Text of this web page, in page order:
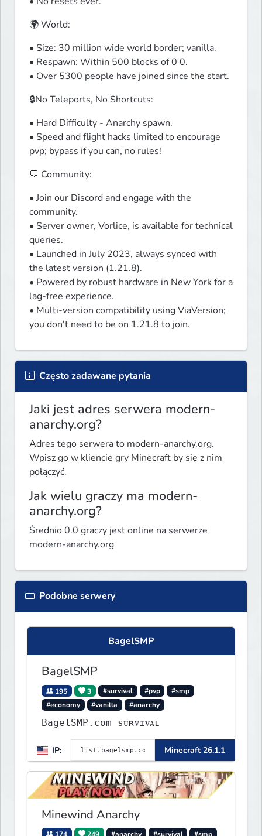
🌍 World:
• Size: 30 million wide world border; vanilla.
• Respawn: Within 500 blocks of 0 0.
• Over 5300 people have joined since the start.
🔒No Teleports, No Shortcuts:
• Hard Difficulty - Anarchy spawn.
• Speed and flight hacks limited to encourage
pvp; bypass if you can, no rules!
💬 Community:
• Join our Discord and engage with the
community.
• Server owner, Vorlice, is available for technical
queries.
️• Launched in July 2023, always synced with
the latest version (1.21.8).
• Powered by robust hardware in New York for a
lag-free experience.
• Multi-version compatibility using ViaVersion;
you don't need to be on 1.21.8 to join.
Często zadawane pytania
Jaki jest adres serwera modern-
anarchy.org?
Adres tego serwera to modern-anarchy.org.
Wpisz go w kliencie gry Minecraft by się z nim
połączyć.
Jak wielu graczy ma modern-
anarchy.org?
Średnio 0.0 graczy jest online na serwerze
modern-anarchy.org
Podobne serwery
BagelSMP
BagelSMP
195 3 #survival #pvp
#smp
#economy
#vanilla #anarchy
BagelSMP.com ѕᴜʀᴠɪᴠᴀʟ
IP: Minecraft 26.1.1
Minewind Anarchy
174 249 #anarchy #survival
#smp